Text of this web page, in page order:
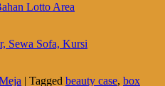
Lotto Area
Sewa Sofa, Kursi
| Tagged beauty case, box